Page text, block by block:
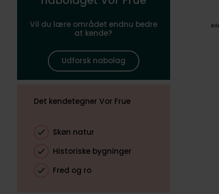
Vil du lære området endnu bedre
at kende?
Udforsk nabolag
Det kendetegner Vor Frue
Skøn natur
Historiske bygninger
Fred og ro